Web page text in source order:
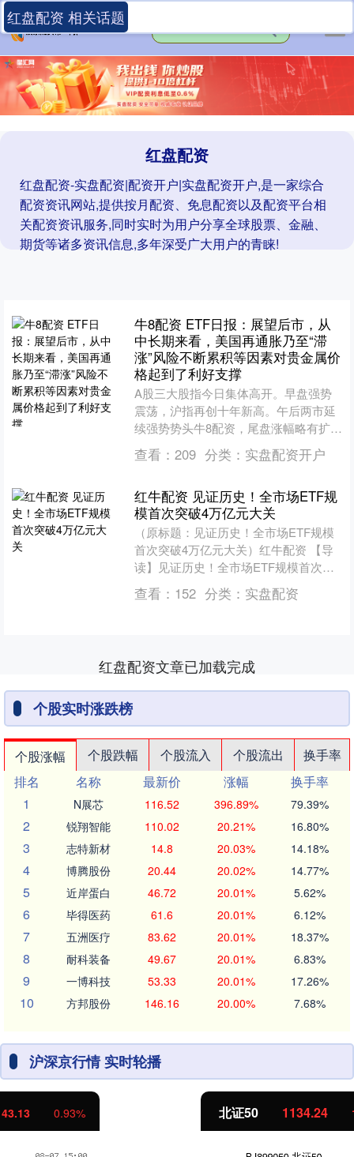
红盘配资
红盘配资-实盘配资|配资开户|实盘配资开户,是一家综合
配资资讯网站,提供按月配资、免息配资以及配资平台相
关配资资讯服务,同时实时为用户分享全球股票、金融、
期货等诸多资讯信息,多年深受广大用户的青睐!
红盘配资 相关话题
牛8配资 ETF日报：展望后市，从
中长期来看，美国再通胀乃至“滞
涨”风险不断累积等因素对贵金属价
格起到了利好支撑
A股三大股指今日集体高开。早盘强势
震荡，沪指再创十年新高。午后两市延
续强势势头牛8配资，尾盘涨幅略有扩
大。截止收盘，上证指数放量收涨
3950.31点，上涨0.7....
查看： 209 分类： 实盘配资开户
红牛配资 见证历史！全市场ETF规
模首次突破4万亿元大关
（原标题：见证历史！全市场ETF规模
首次突破4万亿元大关）红牛配资 【导
读】见证历史！全市场ETF规模首次突
破4万亿元大关 在“国家队”等各路增量资
金持续加仓的....
查看： 152 分类： 实盘配资
红盘配资文章已加载完成
个股实时涨跌榜
个股涨幅 个股跌幅 个股流入 个股流出
换手率
排名
名称 最新价 涨幅
换手率
1
N展芯 116.52 396.89% 79.39%
2 锐翔智能 110.02 20.21% 16.80%
3 志特新材 14.8 20.03% 14.18%
4 博腾股份 20.44 20.02% 14.77%
5 近岸蛋白 46.72 20.01% 5.62%
6 毕得医药 61.6 20.01% 6.12%
7 五洲医疗 83.62 20.01% 18.37%
8 耐科装备 49.67 20.01% 6.83%
9 一博科技 53.33 20.01% 17.26%
10 方邦股份 146.16 20.00% 7.68%
沪深京行情 实时轮播
北证50 11.37 1.01%